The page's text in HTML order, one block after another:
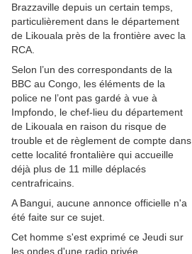
Brazzaville depuis un certain temps,
particulièrement dans le département
de Likouala près de la frontière avec la
RCA.
Selon l’un des correspondants de la
BBC au Congo, les éléments de la
police ne l’ont pas gardé à vue à
Impfondo, le chef-lieu du département
de Likouala en raison du risque de
trouble et de règlement de compte dans
cette localité frontalière qui accueille
déjà plus de 11 mille déplacés
centrafricains.
A Bangui, aucune annonce officielle n'a
été faite sur ce sujet.
Cet homme s'est exprimé ce Jeudi sur
les ondes d'une radio privée